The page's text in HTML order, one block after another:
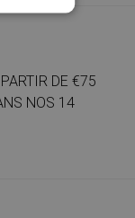
DE €75
NOS 14